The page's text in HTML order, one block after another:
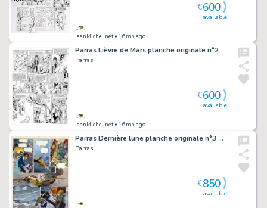
JeanMichel.net• 16mn ago
available
€600
Parras Lièvre de Mars planche originale n°2
Parras
JeanMichel.net• 16mn ago
available
€600
Parras Dernière lune planche originale n°3 1993
Parras
available
€850